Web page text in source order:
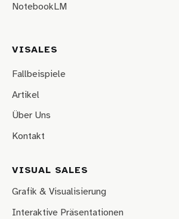
NotebookLM
VISALES
Fallbeispiele
Artikel
Über Uns
Kontakt
VISUAL SALES
Grafik & Visualisierung
Interaktive Präsentationen